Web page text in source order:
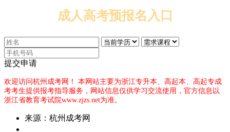
成人高考预报名入口
提交申请
欢迎访问杭州成考网！ 本网站主要为浙江专升本、高起本、高起专成
考考生提供报考指导服务，网站信息仅供学习交流使用，官方信息以
浙江省教育考试院www.zjzs.net为准。
来源：杭州成考网